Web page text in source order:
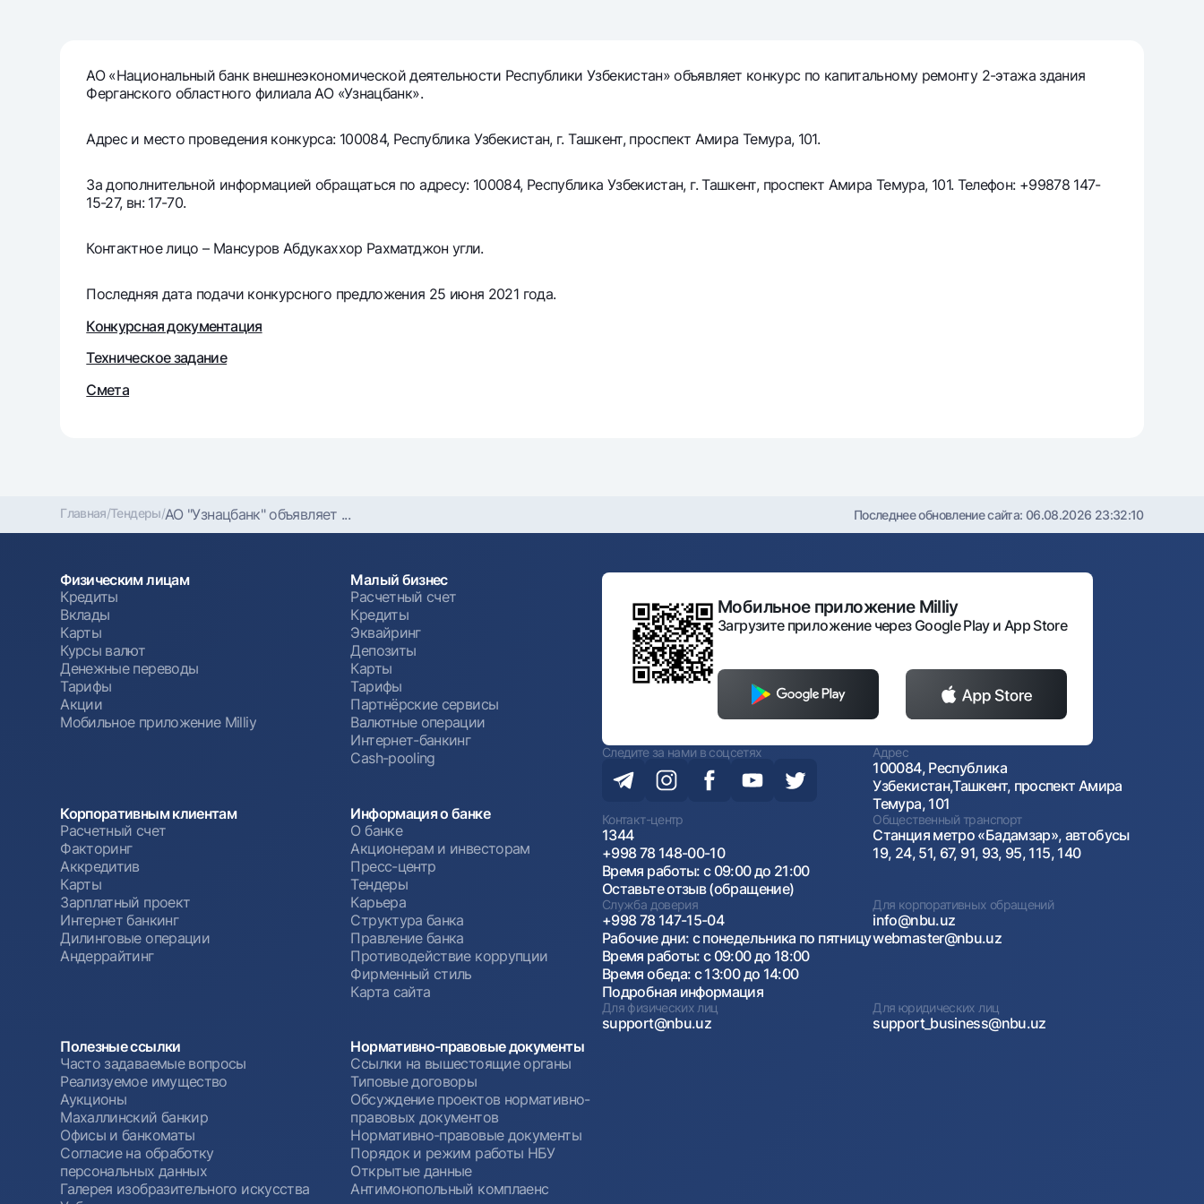
Тарифы
Акции
Мобильное приложение Milliy
Часто задаваемые вопросы
Часто задаваемые вопросы Пресс-центр Офисы и банкоматыСогласие на обработку персональных данных
Следите за нами в соцсетях
АО «Национальный банк внешнеэкономической деятельности Республики Узбекистан» объявляет конкурс по капитальному ремонту 2-этажа здания
Ферганского областного филиала АО «Узнацбанк».
Адрес и место проведения конкурса: 100084, Республика Узбекистан, г. Ташкент, проспект Амира Темура, 101.
За дополнительной информацией обращаться по адресу: 100084, Республика Узбекистан, г. Ташкент, проспект Амира Темура, 101. Телефон: +99878 147-
15-27, вн: 17-70.
Контактное лицо – Мансуров Абдукаххор Рахматджон угли.
Последняя дата подачи конкурсного предложения 25 июня 2021 года.
Конкурсная документация
Техническое задание
Смета
Главная/Тендеры/АО "Узнацбанк" объявляет ... Последнее обновление сайта: 06.08.2026 23:32:10
Физическим лицам
Кредиты
Вклады
Карты
Курсы валют
Денежные переводы
Тарифы
Акции
Мобильное приложение Milliy
Малый бизнес
Расчетный счет
Кредиты
Эквайринг
Депозиты
Карты
Тарифы
Партнёрские сервисы
Валютные операции
Интернет-банкинг
Cash-pooling
Корпоративным клиентам
Расчетный счет
Факторинг
Аккредитив
Карты
Зарплатный проект
Интернет банкинг
Дилинговые операции
Андеррайтинг
Информация о банке
О банке
Акционерам и инвесторам
Пресс-центр
Тендеры
Карьера
Структура банка
Правление банка
Противодействие коррупции
Фирменный стиль
Карта сайта
Полезные ссылки
Часто задаваемые вопросы
Реализуемое имущество
Аукционы
Махаллинский банкир
Офисы и банкоматы
Согласие на обработку
персональных данных
Галерея изобразительного искусства
Нормативно-правовые документы
Ссылки на вышестоящие органы
Типовые договоры
Обсуждение проектов нормативно-
правовых документов
Нормативно-правовые документы
Порядок и режим работы НБУ
Открытые данные
Антимонопольный комплаенс
Мобильное приложение Milliy
Загрузите приложение через Google Play и App Store
Следите за нами в соцсетях Адрес
100084, Республика
Узбекистан,Ташкент, проспект Амира
Темура, 101
Контакт-центр
1344
+998 78 148-00-10
Время работы: с 09:00 до 21:00
Оставьте отзыв (обращение)
Общественный транспорт
Станция метро «Бадамзар», автобусы
19, 24, 51, 67, 91, 93, 95, 115, 140
Служба доверия
+998 78 147-15-04
Рабочие дни: с понедельника по пятницу
Время работы: с 09:00 до 18:00
Время обеда: с 13:00 до 14:00
Подробная информация
Для корпоративных обращений
info@nbu.uz
webmaster@nbu.uz
Для физических лиц
support@nbu.uz
Для юридических лиц
support_business@nbu.uz